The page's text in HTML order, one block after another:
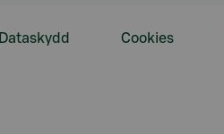
Dataskydd Cookies